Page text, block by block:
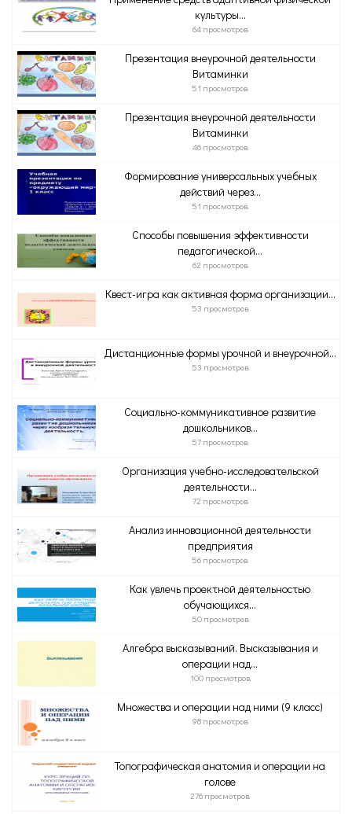
культуры...
64 просмотров
Презентация внеурочной деятельности
Витаминки
51 просмотров
Презентация внеурочной деятельности
Витаминки
46 просмотров
Формирование универсальных учебных
действий через...
51 просмотров
Способы повышения эффективности
педагогической...
62 просмотров
Квест-игра как активная форма организации...
53 просмотров
Дистанционные формы урочной и внеурочной...
53 просмотров
Социально-коммуникативное развитие
дошкольников...
57 просмотров
Организация учебно-исследовательской
деятельности...
72 просмотров
Анализ инновационной деятельности
предприятия
56 просмотров
Как увлечь проектной деятельностью
обучающихся...
50 просмотров
Алгебра высказываний. Высказывания и
операции над...
100 просмотров
Множества и операции над ними (9 класс)
98 просмотров
Топографическая анатомия и операции на
голове
276 просмотров